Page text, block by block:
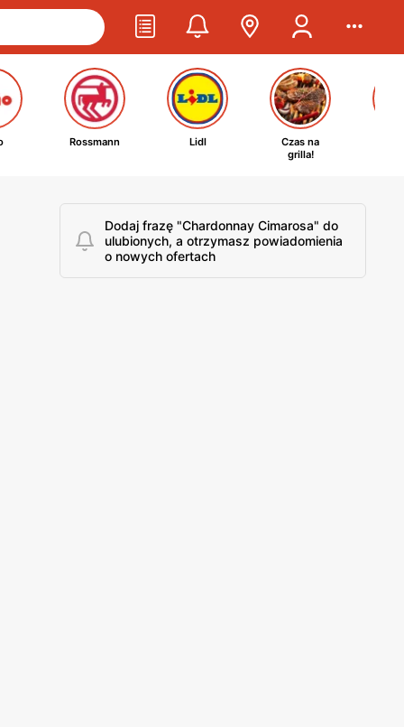
Rossmann Lidl
Czas na
grilla!
Dodaj frazę "Chardonnay Cimarosa" do
ulubionych, a otrzymasz powiadomienia
o nowych ofertach